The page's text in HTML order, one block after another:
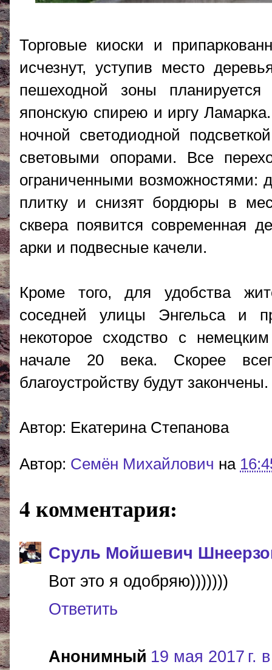
Торговые киоски и
исчезнут, уступив место
пешеходной зоны
японскую спирею и иргу
ночной светодиодной
световыми опорами. Все
ограниченными возможностями:
плитку и снизят бордюры в
сквера появится современная
арки и подвесные качели.
Кроме того, для удобства
соседней улицы Энгельса и
некоторое сходство с
начале 20 века. Скорее
благоустройству будут закончены.
Автор: Екатерина Степанова
Автор: Cемён Михайлович на
4 комментария:
Сруль Мойшевич
Вот это я одобряю)))))))
Ответить
Анонимный 19 мая 2017 г.